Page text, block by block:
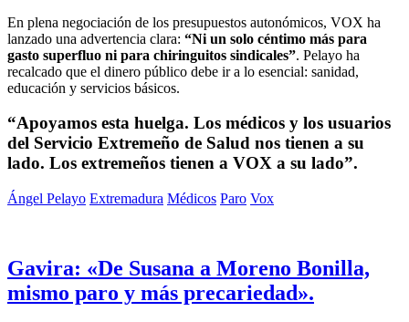
En plena negociación de los presupuestos autonómicos, VOX ha
lanzado una advertencia clara: “Ni un solo céntimo más para
gasto superfluo ni para chiringuitos sindicales”. Pelayo ha
recalcado que el dinero público debe ir a lo esencial: sanidad,
educación y servicios básicos.
“Apoyamos esta huelga. Los médicos y los usuarios
del Servicio Extremeño de Salud nos tienen a su
lado. Los extremeños tienen a VOX a su lado”.
Ángel Pelayo Extremadura Médicos Paro Vox
Gavira: «De Susana a Moreno Bonilla,
mismo paro y más precariedad».